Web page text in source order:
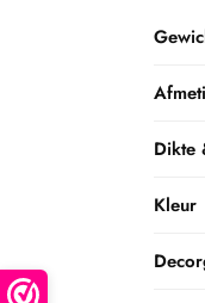
Dikte
Kleur